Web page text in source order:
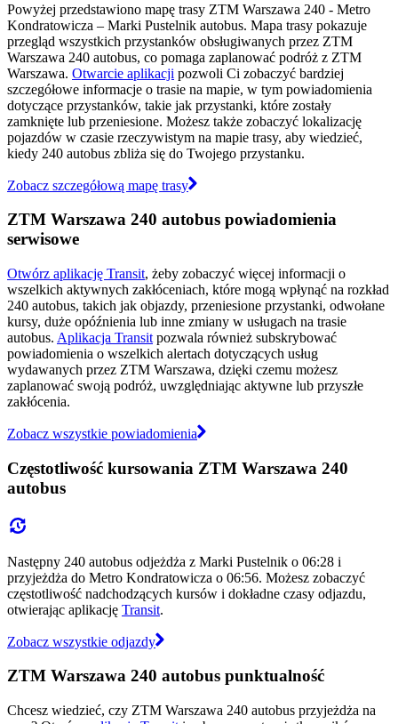
Powyżej przedstawiono mapę trasy ZTM Warszawa 240 - Metro
Kondratowicza – Marki Pustelnik autobus. Mapa trasy pokazuje
przegląd wszystkich przystanków obsługiwanych przez ZTM
Warszawa 240 autobus, co pomaga zaplanować podróż z ZTM
Warszawa. Otwarcie aplikacji pozwoli Ci zobaczyć bardziej
szczegółowe informacje o trasie na mapie, w tym powiadomienia
dotyczące przystanków, takie jak przystanki, które zostały
zamknięte lub przeniesione. Możesz także zobaczyć lokalizację
pojazdów w czasie rzeczywistym na mapie trasy, aby wiedzieć,
kiedy 240 autobus zbliża się do Twojego przystanku.
Zobacz szczegółową mapę trasy
ZTM Warszawa 240 autobus powiadomienia
serwisowe
Otwórz aplikację Transit, żeby zobaczyć więcej informacji o
wszelkich aktywnych zakłóceniach, które mogą wpłynąć na rozkład
240 autobus, takich jak objazdy, przeniesione przystanki, odwołane
kursy, duże opóźnienia lub inne zmiany w usługach na trasie
autobus. Aplikacja Transit pozwala również subskrybować
powiadomienia o wszelkich alertach dotyczących usług
wydawanych przez ZTM Warszawa, dzięki czemu możesz
zaplanować swoją podróż, uwzględniając aktywne lub przyszłe
zakłócenia.
Zobacz wszystkie powiadomienia
Częstotliwość kursowania ZTM Warszawa 240
autobus
Następny 240 autobus odjeżdża z Marki Pustelnik o 06:28 i
przyjeżdża do Metro Kondratowicza o 06:56. Możesz zobaczyć
częstotliwość nadchodzących kursów i dokładne czasy odjazdu,
otwierając aplikację Transit.
Zobacz wszystkie odjazdy
ZTM Warszawa 240 autobus punktualność
Chcesz wiedzieć, czy ZTM Warszawa 240 autobus przyjeżdża na